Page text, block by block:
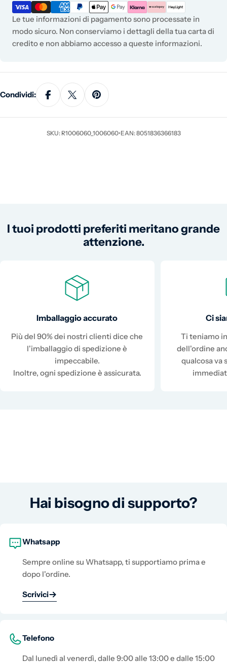
Le tue informazioni di pagamento sono processate in
modo sicuro. Non conserviamo i dettagli della tua carta di
credito e non abbiamo accesso a queste informazioni.
Condividi:
SKU: R1006060_1006060•EAN: 8051836366183
I tuoi prodotti preferiti meritano grande
attenzione.
Imballaggio accurato
Più del 90% dei nostri clienti dice che
l'imballaggio di spedizione è
impeccabile.
Inoltre, ogni spedizione è assicurata.
Ci
Ti teniamo
dell'ordine
qualcosa va
Hai bisogno di supporto?
Whatsapp
Sempre online su Whatsapp, ti supportiamo prima e
dopo l'ordine.
Scrivici
Telefono
Dal lunedì al venerdì, dalle 9:00 alle 13:00 e dalle 15:00